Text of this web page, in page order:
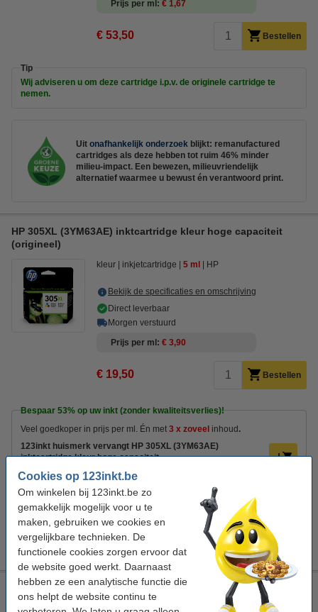
Cookies op 123inkt.be
Om winkelen bij 123inkt.be zo
gemakkelijk mogelijk voor u te
maken, gebruiken we cookies en
vergelijkbare technieken. De
functionele cookies zorgen ervoor dat
de website goed werkt. Daarnaast
hebben ze een analytische functie die
ons helpt de website continu te
Prijs per ml € 1,67
€ 53,50 Bestellen
Tip
Wij adviseren u om deze cartridge i.p.v. de originele cartridge te
nemen.
Uit onafhankelijk onderzoek blijkt: remanufactured
cartridges als deze hebben tot ruim 46% minder
milieu-impact. Een bewezen, milieuvriendelijk
alternatief waarmee u bewust én verantwoord print.
HP 305XL (3YM63AE) inktcartridge kleur hoge capaciteit
(origineel)
kleur inkjetcartridge 5 ml HP
Bekijk de specificaties en omschrijving
Direct leverbaar
Morgen verstuurd
Prijs per ml € 3,90
€ 19,50 Bestellen
Bespaar 53% op uw inkt (zonder kwaliteitsverlies)!
Veel goedkoper in prijs per ml. Én met 3 x zoveel inhoud.
123inkt huismerk vervangt HP 305XL (3YM63AE)
inktcartridge kleur hoge capaciteit
U ziet het verschil in uw portemonnee !!!
Wij adviseren u om i.p.v. deze cartridge het 123inkt huismerk te
nemen.
123inkt huismerk vervangt HP 305XL (3YM63AE)
inktcartridge kleur hoge capaciteit